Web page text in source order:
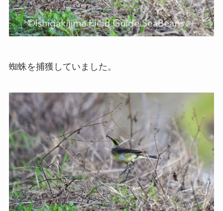
蜘蛛を捕獲していました。